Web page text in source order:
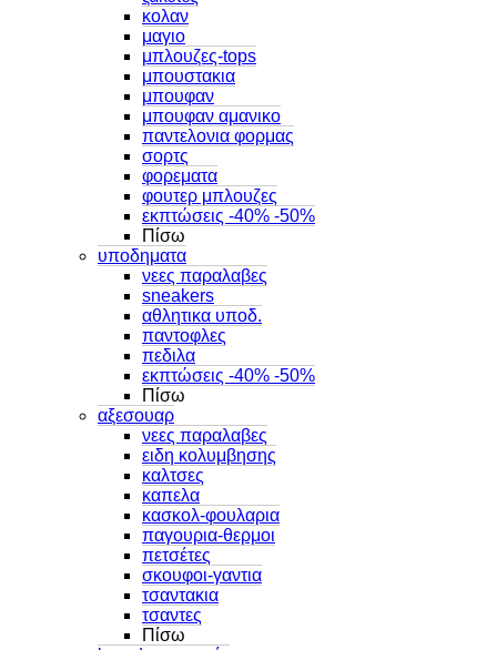
κολαν
μαγιο
μπλουζες-tops
μπουστακια
μπουφαν
μπουφαν αμανικο
παντελονια φορμας
σορτς
φορεματα
φουτερ μπλουζες
εκπτώσεις -40% -50%
Πίσω
υποδηματα
νεες παραλαβες
sneakers
αθλητικα υποδ.
παντοφλες
πεδιλα
εκπτώσεις -40% -50%
Πίσω
αξεσουαρ
νεες παραλαβες
ειδη κολυμβησης
καλτσες
καπελα
κασκολ-φουλαρια
παγουρια-θερμοι
πετσέτες
σκουφοι-γαντια
τσαντακια
τσαντες
Πίσω